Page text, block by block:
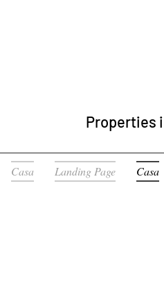
Properties
Casa Landing Page Casa